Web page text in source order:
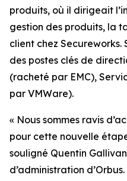
produits, où il dirigeait
gestion des produits, la
client chez
des postes clés de
(racheté par EMC),
par VMWare).
« Nous sommes ravis
pour cette nouvelle
souligné Quentin
d’administration